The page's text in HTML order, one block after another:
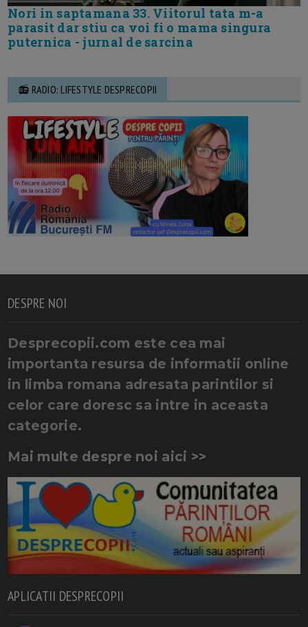
Nori in saptamana 33. Viitorul tata m-a
parasit dar stiu ca voi fi o mama singura
puternica - jurnal de sarcina
📻 RADIO: LIFESTYLE DESPRECOPII
DESPRE NOI
Desprecopii.com este cea mai
importanta resursa de informatii online
in limba romana adresata parintilor si
celor care doresc sa intre in aceasta
categorie.
Mai multe despre noi aici >>
APLICATII DESPRECOPII